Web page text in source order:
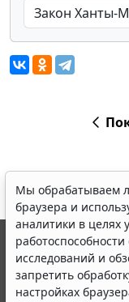
Мы обрабатываем
браузера и
аналитики в целях
работоспособности
исследований и
запретить
настройках
© ООО "НПП
выпускается с
являются